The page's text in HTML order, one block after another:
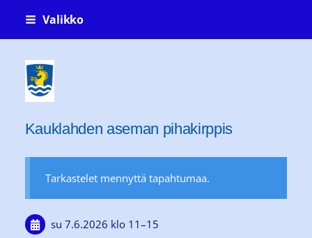
Siirry
Valikko
Kauklahti-seura ry Köklaxgillet rf
Kauklahden aseman pihakirppis
Tarkastelet mennyttä tapahtumaa.
su 7.6.2026 klo 11–15